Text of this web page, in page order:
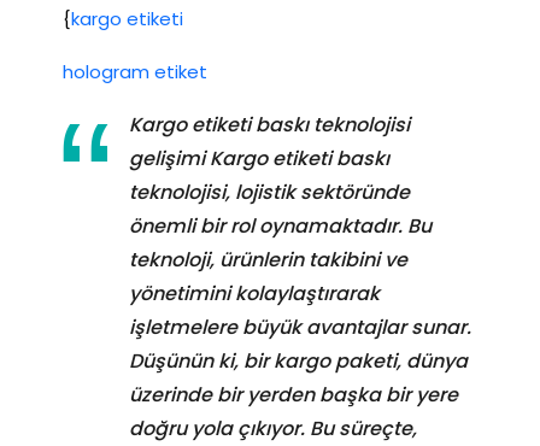
{kargo etiketi
hologram etiket
Kargo etiketi baskı teknolojisi
gelişimi Kargo etiketi baskı
teknolojisi, lojistik sektöründe
önemli bir rol oynamaktadır. Bu
teknoloji, ürünlerin takibini ve
yönetimini kolaylaştırarak
işletmelere büyük avantajlar sunar.
Düşünün ki, bir kargo paketi, dünya
üzerinde bir yerden başka bir yere
doğru yola çıkıyor. Bu süreçte,